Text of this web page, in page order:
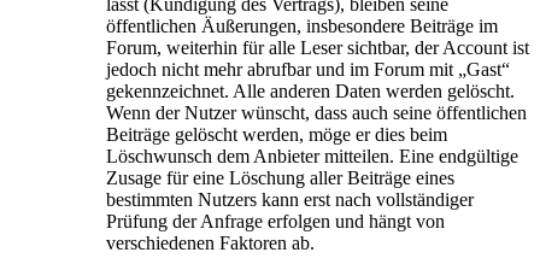
lässt (Kündigung des Vertrags), bleiben seine
öffentlichen Äußerungen, insbesondere Beiträge im
Forum, weiterhin für alle Leser sichtbar, der Account ist
jedoch nicht mehr abrufbar und im Forum mit „Gast“
gekennzeichnet. Alle anderen Daten werden gelöscht.
Wenn der Nutzer wünscht, dass auch seine öffentlichen
Beiträge gelöscht werden, möge er dies beim
Löschwunsch dem Anbieter mitteilen. Eine endgültige
Zusage für eine Löschung aller Beiträge eines
bestimmten Nutzers kann erst nach vollständiger
Prüfung der Anfrage erfolgen und hängt von
verschiedenen Faktoren ab.